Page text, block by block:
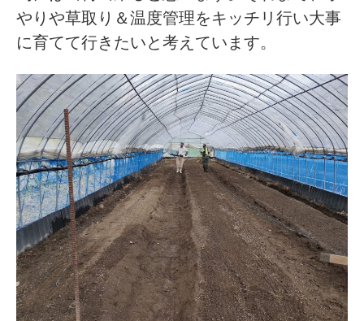
やりや草取り＆温度管理をキッチリ行い大事
に育てて行きたいと考えています。